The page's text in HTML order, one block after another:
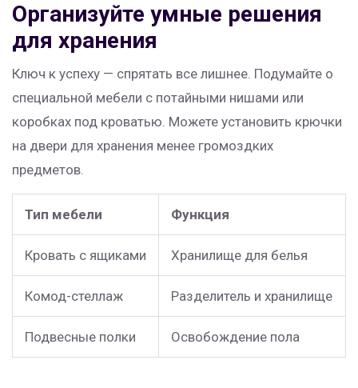
Организуйте умные решения
для хранения
Ключ к успеху — спрятать все лишнее. Подумайте о
специальной мебели с потайными нишами или
коробках под кроватью. Можете установить крючки
на двери для хранения менее громоздких
предметов.
Тип мебели Функция
Кровать с ящиками Хранилище для белья
Комод-стеллаж Разделитель и хранилище
Подвесные полки Освобождение пола